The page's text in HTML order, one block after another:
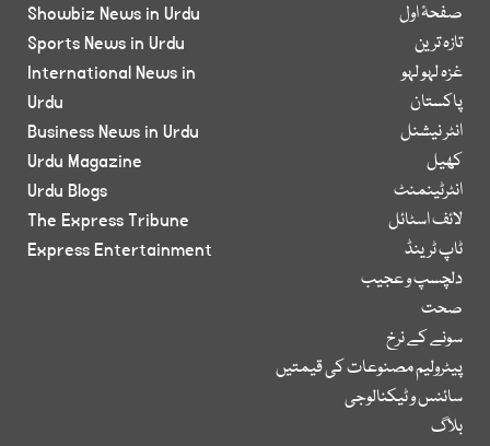
صفحۂ اول
تازہ ترین
غزہ لہو لہو
پاکستان
انٹر نیشنل
کھیل
انٹرٹینمنٹ
لائف اسٹائل
ٹاپ ٹرینڈ
دلچسپ و عجیب
صحت
سونے کے نرخ
پیٹرولیم مصنوعات کی قیمتیں
سائنس و ٹیکنالوجی
بلاگ
Showbiz News in Urdu
Sports News in Urdu
International News in
Urdu
Business News in Urdu
Urdu Magazine
Urdu Blogs
The Express Tribune
Express Entertainment